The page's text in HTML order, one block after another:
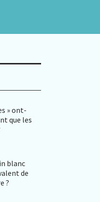
» ont-
que les
blanc
de
?